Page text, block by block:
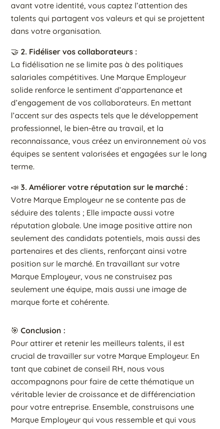
avant votre identité, vous captez l’attention des
talents qui partagent vos valeurs et qui se projettent
dans votre organisation.
🤝 2. Fidéliser vos collaborateurs :
La fidélisation ne se limite pas à des politiques
salariales compétitives. Une Marque Employeur
solide renforce le sentiment d’appartenance et
d’engagement de vos collaborateurs. En mettant
l’accent sur des aspects tels que le développement
professionnel, le bien-être au travail, et la
reconnaissance, vous créez un environnement où vos
équipes se sentent valorisées et engagées sur le long
terme.
📣3. Améliorer votre réputation sur le marché :
Votre Marque Employeur ne se contente pas de
séduire des talents ; Elle impacte aussi votre
réputation globale. Une image positive attire non
seulement des candidats potentiels, mais aussi des
partenaires et des clients, renforçant ainsi votre
position sur le marché. En travaillant sur votre
Marque Employeur, vous ne construisez pas
seulement une équipe, mais aussi une image de
marque forte et cohérente.
🎯Conclusion :
Pour attirer et retenir les meilleurs talents, il est
crucial de travailler sur votre Marque Employeur. En
tant que cabinet de conseil RH, nous vous
accompagnons pour faire de cette thématique un
véritable levier de croissance et de différenciation
pour votre entreprise. Ensemble, construisons une
Marque Employeur qui vous ressemble et qui vous